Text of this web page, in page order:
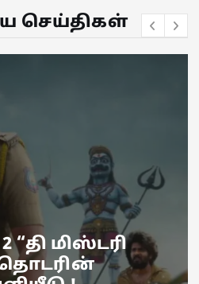
செய்திகள்
மிஸ்டரி